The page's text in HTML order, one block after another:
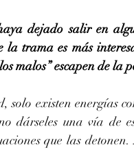
dejado salir en
la trama es más
malos” escapen de la
solo existen energías
dárseles una vía de
que las detonen.